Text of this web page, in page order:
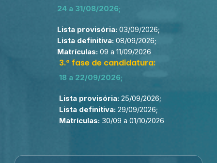
Opção I: Estágio I / Projeto I
24 a 31/08/2026;
Lista provisória: 03/09/2026;
Lista definitiva: 08/09/2026;
Matrículas: 09 a 11/09/2026
3.ª fase de candidatura:
18 a 22/09/2026;
Lista provisória:25/09/2026;
Lista definitiva:29/09/2026;
Matrículas:30/09 a 01/10/2026